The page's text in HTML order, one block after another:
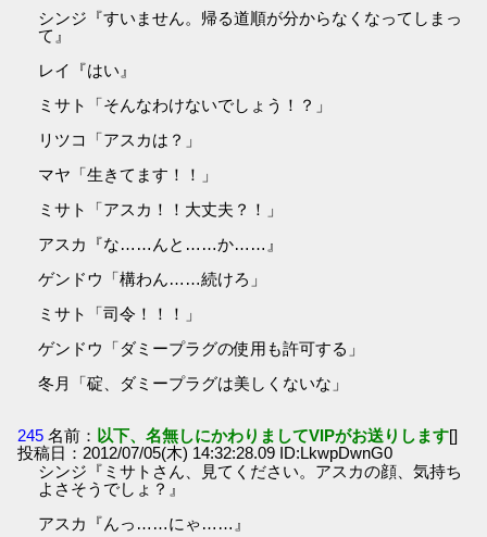
シンジ『すいません。帰る道順が分からなくなってしまっ
て』
レイ『はい』
ミサト「そんなわけないでしょう！？」
リツコ「アスカは？」
マヤ「生きてます！！」
ミサト「アスカ！！大丈夫？！」
アスカ『な……んと……か……』
ゲンドウ「構わん……続けろ」
ミサト「司令！！！」
ゲンドウ「ダミープラグの使用も許可する」
冬月「碇、ダミープラグは美しくないな」
245 名前： 以下、名無しにかわりましてVIPがお送りします[]
投稿日：2012/07/05(木) 14:32:28.09 ID:LkwpDwnG0
シンジ『ミサトさん、見てください。アスカの顔、気持ち
よさそうでしょ？』
アスカ『んっ……にゃ……』